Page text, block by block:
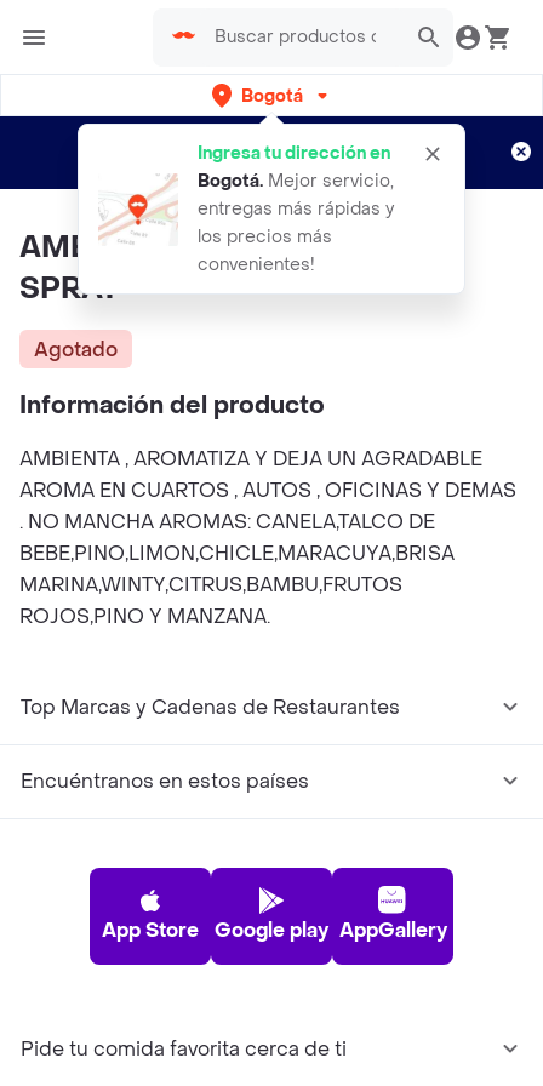
Bogotá
Ingresa tu dirección en
Bogotá. Mejor servicio,
entregas más rápidas y
los precios más
convenientes!
envíos gratis por semanas
Aplican TyC
AMBIENTADOR LIQUIDO CON
SPRAY
Agotado
Información del producto
AMBIENTA , AROMATIZA Y DEJA UN AGRADABLE
AROMA EN CUARTOS , AUTOS , OFICINAS Y DEMAS
. NO MANCHA AROMAS: CANELA,TALCO DE
BEBE,PINO,LIMON,CHICLE,MARACUYA,BRISA
MARINA,WINTY,CITRUS,BAMBU,FRUTOS
ROJOS,PINO Y MANZANA.
Top Marcas y Cadenas de Restaurantes
Encuéntranos en estos países
App Store Google play AppGallery
Pide tu comida favorita cerca de ti